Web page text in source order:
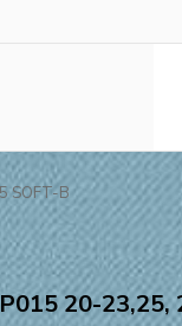
SOFT-B
20-23,25,